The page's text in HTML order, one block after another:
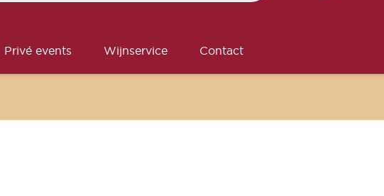
Privé events Wijnservice Contact